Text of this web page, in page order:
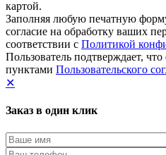
картой.
Заполняя любую печатную
согласие на обработку ваших
соответствии с Политикой
Пользователь подтверждает,
пунктами Пользовательского
✕
Заказ в один клик